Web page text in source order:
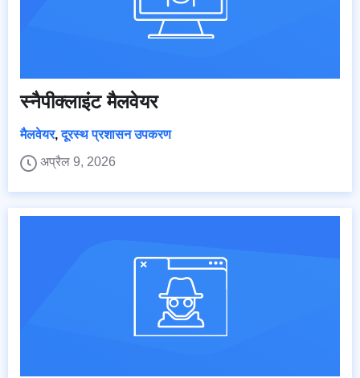
स्नैपीक्लाइंट मैलवेयर
मैलवेयर,दूरस्थ प्रशासन उपकरण
अप्रैल 9, 2026